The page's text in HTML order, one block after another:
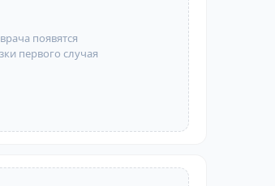
появятся
первого случая